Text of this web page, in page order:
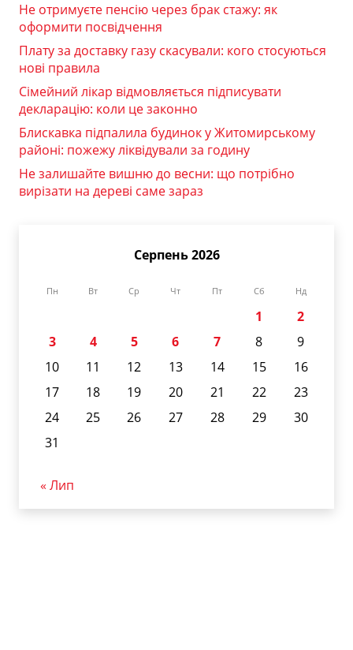
Не отримуєте пенсію через брак стажу: як
оформити посвідчення
Плату за доставку газу скасували: кого стосуються
нові правила
Сімейний лікар відмовляється підписувати
декларацію: коли це законно
Блискавка підпалила будинок у Житомирському
районі: пожежу ліквідували за годину
Не залишайте вишню до весни: що потрібно
вирізати на дереві саме зараз
Серпень 2026
Пн Вт Ср Чт Пт Сб Нд
1
2
3
4 5 6 7 8
9
10
11 12 13 14 15
16
17
18 19 20 21 22
23
24
25 26 27 28 29
30
31
« Лип